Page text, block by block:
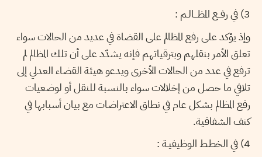
3) في رفــع المظـــالـم :
وإذ يؤكد على رفع المظالم على القضاة في عديد من الحالات سواء
تعلق الأمر بنقلهم وبترقياتهم فإنه يشدّد على أن تلك المظالم لم
ترفع في عدد من الحالات الأخرى ويدعو هيئة القضاء العدلي إلى
تلافي ما حصل من إخلالات سواء بالنسبة للنقل أو لوضعيات
رفع المظالم بشكل عام في نطاق الاعتراضات مع بيان أسبابها في
كنف الشفافية.
4) في الخطـط الوظيفيـة :